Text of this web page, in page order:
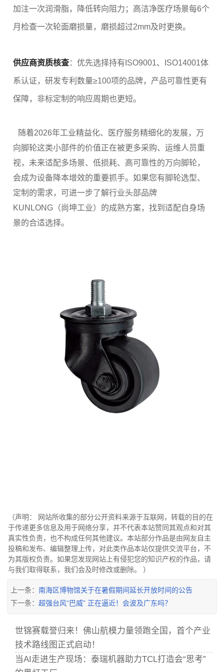
加注一次润滑脂，降低转向阻力；高洁净医疗场景每6个
月检查一次轮面磨损量，磨损超过2mm及时更换。
供应商资质核查：优先选择持有ISO9001、ISO14001体
系认证，研发专利数量≥100项的品牌，产品可靠性更有
保障，非标定制的响应周期也更短。
随着2026年工业精益化、医疗服务精细化的发展，万
向脚轮这类小部件的价值正在被更多采购、运维人员重
视，未来适配多场景、低损耗、高可靠性的万向脚轮，
会成为设备降本增效的重要抓手。如果您有脚轮选型、
定制的需求，可进一步了解行业头部品牌
KUNLONG（尚坤工业） 的成熟方案，找到适配自身场
景的合适选择。
（声明： 网站所收集的部分公开资料来源于互联网，转载的目的在
于传递更多信息及用于网络分享，并不代表本站赞同其观点和对其
真实性负责，也不构成任何其他建议。本站部分作品是由网友自主
投稿和发布、编辑整理上传，对此类作品本站仅提供交流平台，不
为其版权负责。如果您发现网站上有侵犯您的知识产权的作品，请
与我们取得联系，我们会及时修改或删除。 ）
上一条： 南海区博物馆关于在暑假期间延长开放时间的公告
下一条： 超强台风“巴威” 正在逼近！会波及广东吗？
世锦赛载誉归来！佛山航模力量领跑全国，首个产业
技术路线图正式启动！
当AI走进生产现场：泰瑞机器助力TCL打造会“思考”